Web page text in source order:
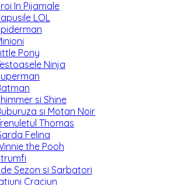
In Pijamale
LOL
Pony
Ninja
si Shine
si Motan Noir
Thomas
Felina
the Pooh
Sezon si Sarbatori
Craciun